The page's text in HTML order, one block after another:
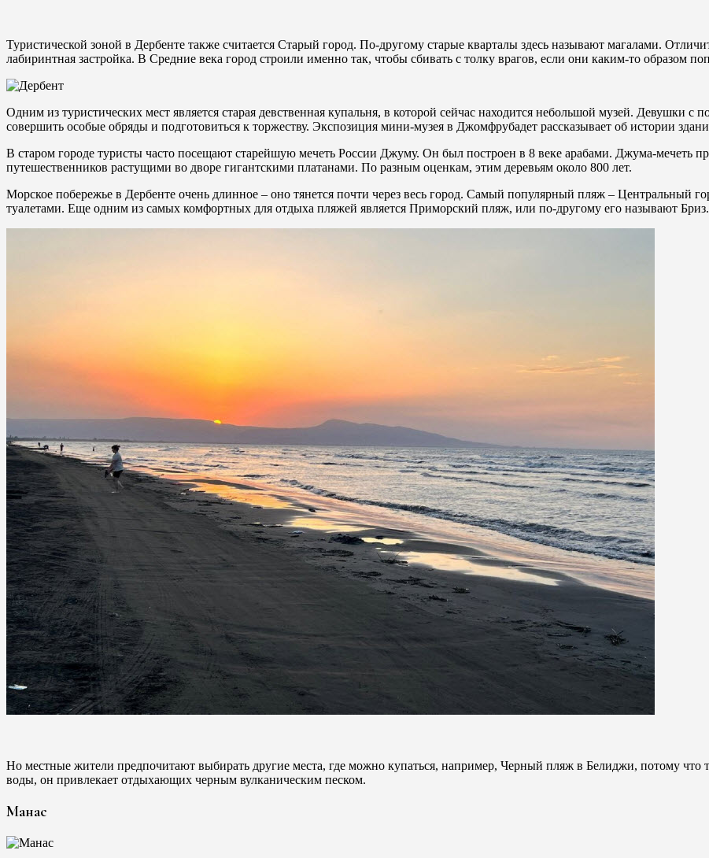
Туристической зоной в Дербенте также считается Старый город. По-другому старые кварталы здесь называют магалами.
лабиринтная застройка. В Средние века город строили именно так, чтобы сбивать с толку врагов, если они каким-то образом
Одним из туристических мест является старая девственная купальня, в которой сейчас находится небольшой музей. Девушки
совершить особые обряды и подготовиться к торжеству. Экспозиция мини-музея в Джомфрубадет рассказывает об истории
В старом городе туристы часто посещают старейшую мечеть России Джуму. Он был построен в 8 веке арабами. Джума-мечеть
путешественников растущими во дворе гигантскими платанами. По разным оценкам, этим деревьям около 800 лет.
Морское побережье в Дербенте очень длинное – оно тянется почти через весь город. Самый популярный пляж – Центральный
туалетами. Еще одним из самых комфортных для отдыха пляжей является Приморский пляж, или по-другому его называют
Но местные жители предпочитают выбирать другие места, где можно купаться, например, Черный пляж в Белиджи, потому что
воды, он привлекает отдыхающих черным вулканическим песком.
Манас